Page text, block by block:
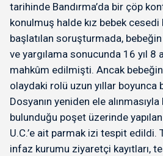
tarihinde Bandırma’da bir çöp
konulmuş halde kız bebek cesedi
başlatılan soruşturmada,
ve yargılama sonucunda 16 yıl 8
mahkûm edilmişti. Ancak bebeğin
olaydaki rolü uzun yıllar boyunca
Dosyanın yeniden ele
bulunduğu poşet üzerinde
U.C.’e ait parmak izi tespit edildi.
infaz kurumu ziyaretçi kayıtları,